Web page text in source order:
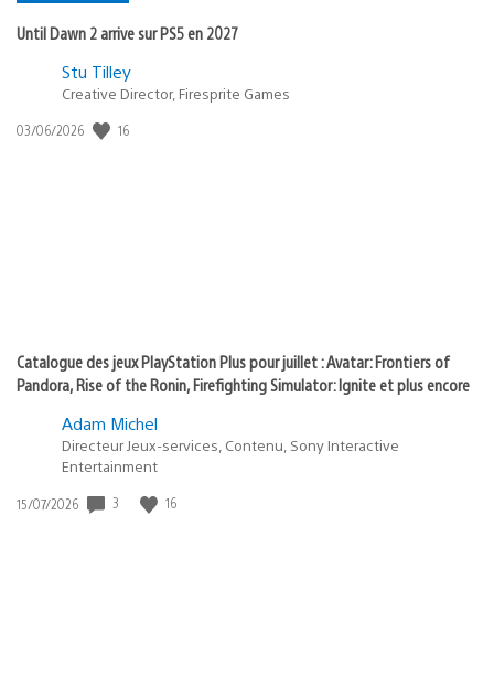
Until Dawn 2 arrive sur PS5 en 2027
Postée
:
Stu Tilley
Creative Director, Firesprite Games
Date
03/06/2026 16
Catalogue des jeux PlayStation Plus pour juillet : Avatar: Frontiers of
Pandora, Rise of the Ronin, Firefighting Simulator: Ignite et plus encore
Adam Michel
Directeur Jeux-services, Contenu, Sony Interactive
Entertainment
Date
15/07/2026 3 16